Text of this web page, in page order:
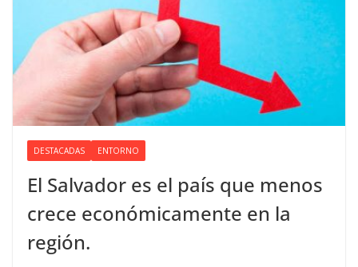
DESTACADAS ENTORNO
El Salvador es el país que menos
crece económicamente en la
región.